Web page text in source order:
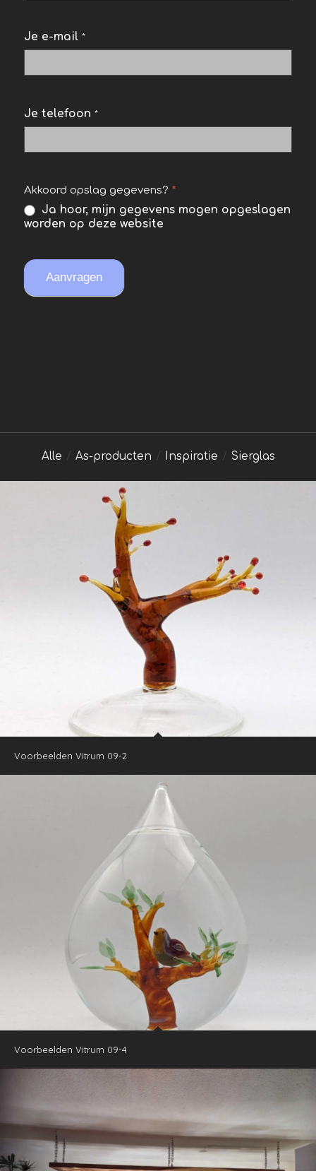
Je e-mail *
Je telefoon *
Akkoord opslag gegevens? *
Ja hoor, mijn gegevens mogen opgeslagen
worden op deze website
Aanvragen
Alle / As-producten / Inspiratie / Sierglas
Voorbeelden Vitrum 09-2
Voorbeelden Vitrum 09-4